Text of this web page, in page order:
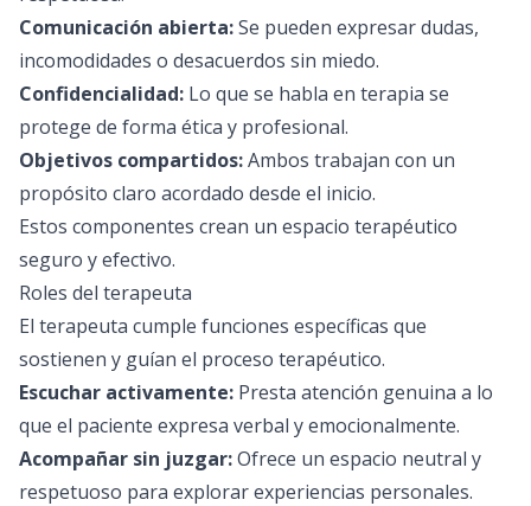
Comunicación abierta:Se pueden expresar dudas,
incomodidades o desacuerdos sin miedo.
Confidencialidad: Lo que se habla en terapia se
protege de forma ética y profesional.
Objetivos compartidos:Ambos trabajan con un
propósito claro acordado desde el inicio.
Estos componentes crean un espacio terapéutico
seguro y efectivo.
Roles del terapeuta
El terapeuta cumple funciones específicas que
sostienen y guían el proceso terapéutico.
Escuchar activamente: Presta atención genuina a lo
que el paciente expresa verbal y emocionalmente.
Acompañar sin juzgar:Ofrece un espacio neutral y
respetuoso para explorar experiencias personales.